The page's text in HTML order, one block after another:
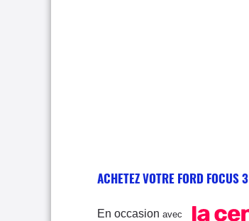
ACHETEZ VOTRE FORD FOCUS 3
En occasion avec